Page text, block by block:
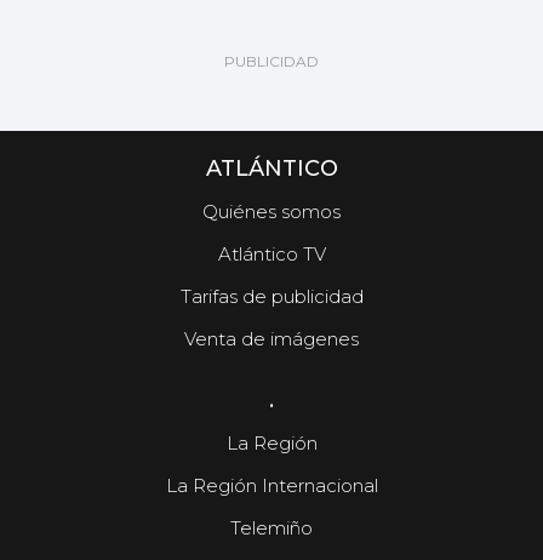
ATLÁNTICO
Quiénes somos
Atlántico TV
Tarifas de publicidad
Venta de imágenes
.
La Región
La Región Internacional
Telemiño